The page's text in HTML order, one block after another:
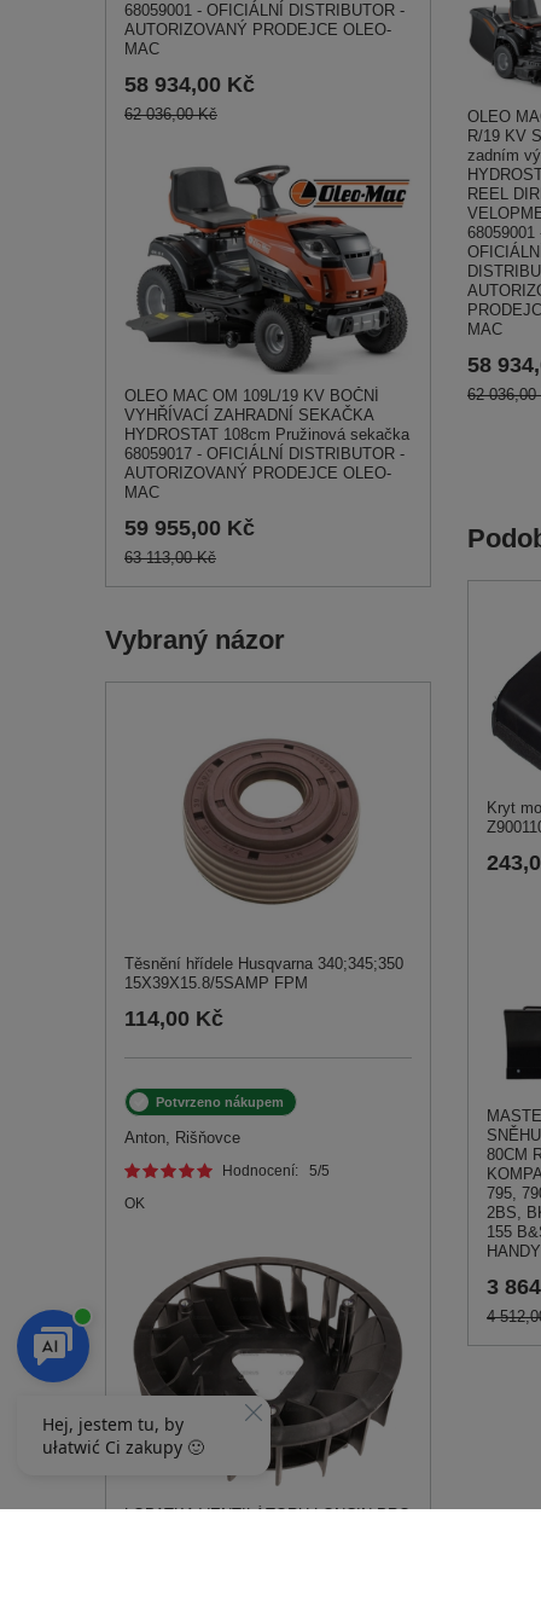
68059001 - OFICIÁLNÍ DISTRIBUTOR -
AUTORIZOVANÝ PRODEJCE OLEO-
MAC
58 934,00 Kč
62 036,00 Kč
OLEO MAC OM 109L/19 KV BOČNÍ
VYHŘÍVACÍ ZAHRADNÍ SEKAČKA
HYDROSTAT 108cm Pružinová sekačka
68059017 - OFICIÁLNÍ DISTRIBUTOR -
AUTORIZOVANÝ PRODEJCE OLEO-
MAC
59 955,00 Kč
63 113,00 Kč
Vybraný názor
Těsnění hřídele Husqvarna 340;345;350
15X39X15.8/5SAMP FPM
114,00 Kč
Potvrzeno nákupem
Anton, Rišňovce
Hodnocení: 5/5
OK
LOPATKA VENTILÁTORU LONCIN PRO
OLEO
R/19 KV
zadním
REEL
68059001
OFICIÁLNÍ
MAC
58
62 036,00
Kryt
80CM
795,
2BS,
155
3
4